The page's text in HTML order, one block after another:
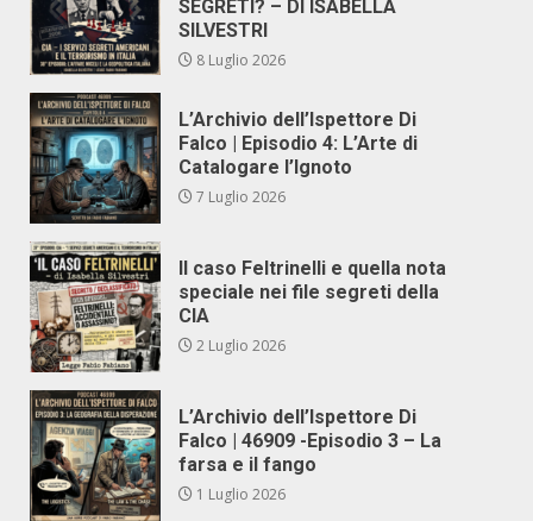
SEGRETI? – DI ISABELLA
SILVESTRI
8 Luglio 2026
L’Archivio dell’Ispettore Di
Falco | Episodio 4: L’Arte di
Catalogare l’Ignoto
7 Luglio 2026
Il caso Feltrinelli e quella nota
speciale nei file segreti della
CIA
2 Luglio 2026
L’Archivio dell’Ispettore Di
Falco | 46909 -Episodio 3 – La
farsa e il fango
1 Luglio 2026